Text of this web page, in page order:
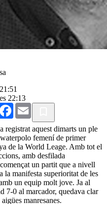
22:13
Facebook
Email
registrat aquest dimarts un ple
femení de primer
de la World Leage. Amb tot el
amb desfilada
un partit que a nivell
la manifesta superioritat de les
un equip molt jove. Ja al
7-0 al marcador, quedava clar
manresanes.